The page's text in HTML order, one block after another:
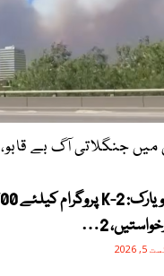
آگ بے قابو، 600 سے زائد…
2…
2026